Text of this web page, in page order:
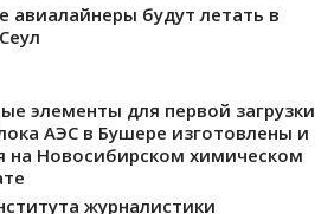
авиалайнеры будут летать в
элементы для первой загрузки
АЭС в Бушере изготовлены и
на Новосибирском химическом
журналистики